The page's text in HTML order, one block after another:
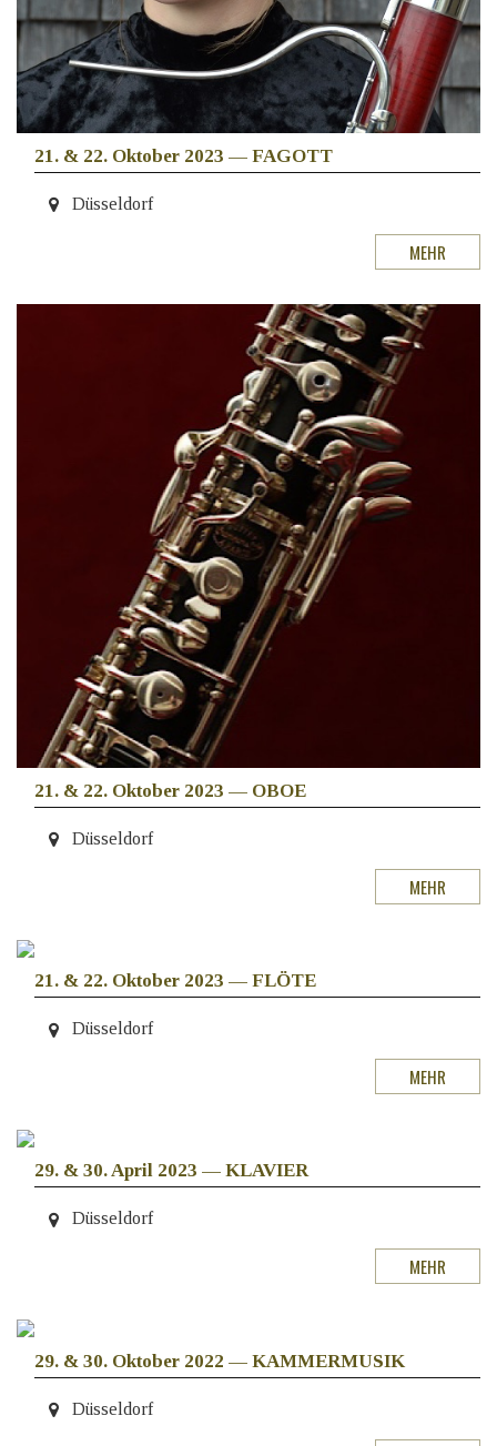
21. & 22. Oktober 2023 — FAGOTT
Düsseldorf
MEHR
21. & 22. Oktober 2023 — OBOE
Düsseldorf
MEHR
21. & 22. Oktober 2023 — FLÖTE
Düsseldorf
MEHR
29. & 30. April 2023 — KLAVIER
Düsseldorf
MEHR
29. & 30. Oktober 2022 — KAMMERMUSIK
Düsseldorf